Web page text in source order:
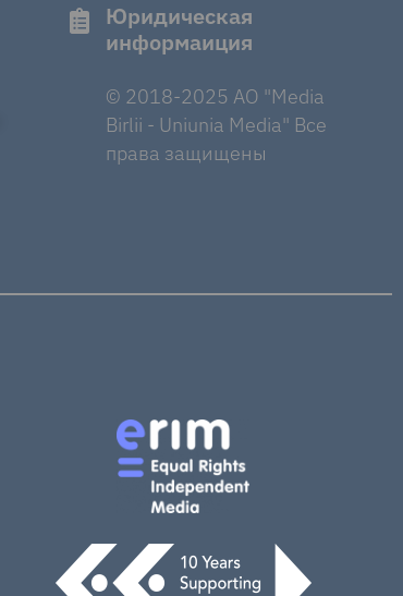
Юридическая
информаиция
© 2018-2025 AO "Media
Birlii - Uniunia Media" Все
права защищены